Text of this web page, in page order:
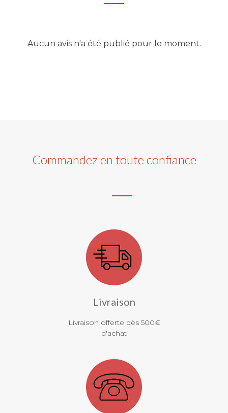
Aucun avis n'a été publié pour le moment.
Commandez en toute confiance
Livraison
Livraison offerte dès 500€
d'achat